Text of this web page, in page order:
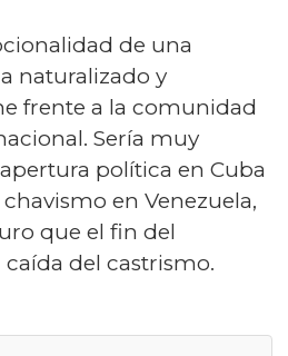
de una
naturalizado y
frente a la comunidad
Sería muy
política en Cuba
en Venezuela,
que el fin del
del castrismo.